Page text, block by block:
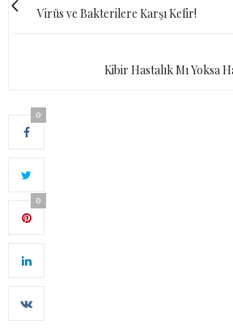
Virüs ve Bakterilere Karşı Kefir!
Kibir Hastalık Mı Yoksa
0
0